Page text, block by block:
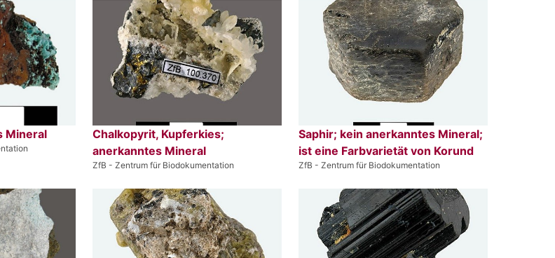
Mineral
Chalkopyrit, Kupferkies;
anerkanntes Mineral
ZfB - Zentrum für Biodokumentation
Saphir; kein anerkanntes Mineral;
ist eine Farbvarietät von Korund
ZfB - Zentrum für Biodokumentation